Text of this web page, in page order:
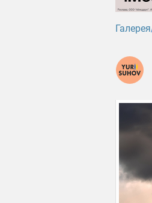
Галерея